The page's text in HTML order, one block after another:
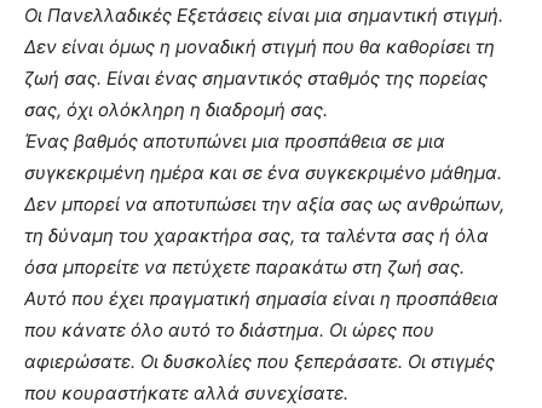
Οι Πανελλαδικές Εξετάσεις είναι μια σημαντική στιγμή.
Δεν είναι όμως η μοναδική στιγμή που θα καθορίσει τη
ζωή σας. Είναι ένας σημαντικός σταθμός της πορείας
σας, όχι ολόκληρη η διαδρομή σας.
Ένας βαθμός αποτυπώνει μια προσπάθεια σε μια
συγκεκριμένη ημέρα και σε ένα συγκεκριμένο μάθημα.
Δεν μπορεί να αποτυπώσει την αξία σας ως ανθρώπων,
τη δύναμη του χαρακτήρα σας, τα ταλέντα σας ή όλα
όσα μπορείτε να πετύχετε παρακάτω στη ζωή σας.
Αυτό που έχει πραγματική σημασία είναι η προσπάθεια
που κάνατε όλο αυτό το διάστημα. Οι ώρες που
αφιερώσατε. Οι δυσκολίες που ξεπεράσατε. Οι στιγμές
που κουραστήκατε αλλά συνεχίσατε.